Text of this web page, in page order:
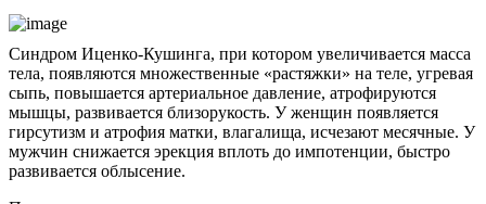
Синдром Иценко-Кушинга, при котором увеличивается масса
тела, появляются множественные «растяжки» на теле, угревая
сыпь, повышается артериальное давление, атрофируются
мышцы, развивается близорукость. У женщин появляется
гирсутизм и атрофия матки, влагалища, исчезают месячные. У
мужчин снижается эрекция вплоть до импотенции, быстро
развивается облысение.